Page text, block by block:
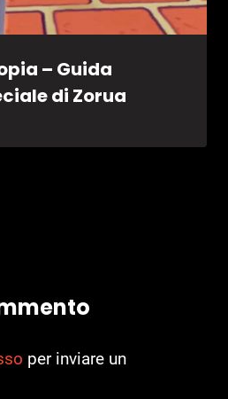
– Guida
di Zorua
per inviare un